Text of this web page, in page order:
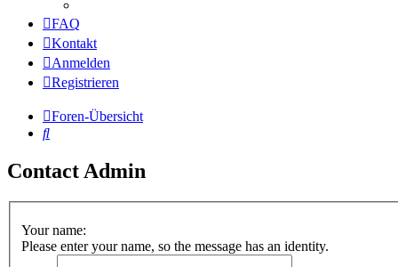
FAQ
Kontakt
Anmelden
Registrieren
Foren-Übersicht
Suche
Contact Admin
Your name:
Please enter your name, so the message has an identity.